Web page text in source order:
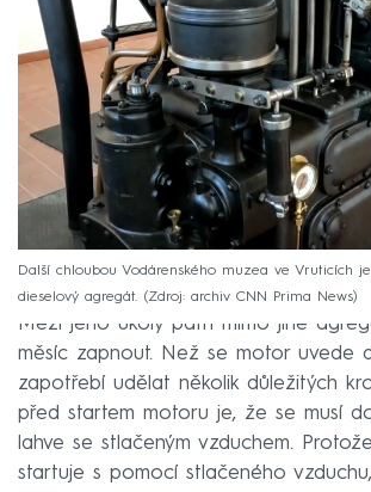
Další chloubou Vodárenského muzea ve Vruticích
dieselový agregát.
Zdroj: archiv CNN Prima News
Mezi jeho úkoly patří mimo jiné
měsíc zapnout. Než se motor uvede
zapotřebí udělat několik důležitých
před startem motoru je, že se musí
lahve se stlačeným vzduchem.
startuje s pomocí stlačeného